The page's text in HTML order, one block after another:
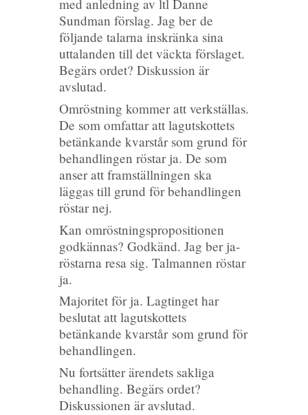
med anledning av ltl Danne
Sundman förslag. Jag ber de
följande talarna inskränka sina
uttalanden till det väckta förslaget.
Begärs ordet? Diskussion är
avslutad.
Omröstning kommer att verkställas.
De som omfattar att lagutskottets
betänkande kvarstår som grund för
behandlingen röstar ja. De som
anser att framställningen ska
läggas till grund för behandlingen
röstar nej.
Kan omröstningspropositionen
godkännas? Godkänd. Jag ber ja-
röstarna resa sig. Talmannen röstar
ja.
Majoritet för ja. Lagtinget har
beslutat att lagutskottets
betänkande kvarstår som grund för
behandlingen.
Nu fortsätter ärendets sakliga
behandling. Begärs ordet?
Diskussionen är avslutad.